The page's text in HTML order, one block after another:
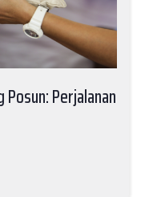
Perjalanan